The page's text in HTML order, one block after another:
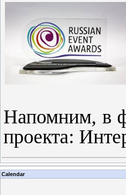
Напомним, в
проекта:
Calendar